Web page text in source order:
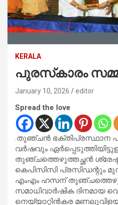
KERALA
പുരസ്‌കാരം
January 10, 2026 editor
Spread the love
.തുഞ്ചന്‍ ഭക്തിപ്രസ്ഥാന
വര്‍ഷവും
തുഞ്ചത്തെഴുത്തച്ഛന്‍
കെപിസിസി പ്രസിഡന്റും
എംഎം ഹസന്
സമാധിവാര്‍ഷിക ദിനമായ
നെയ്യാറ്റിന്‍കര